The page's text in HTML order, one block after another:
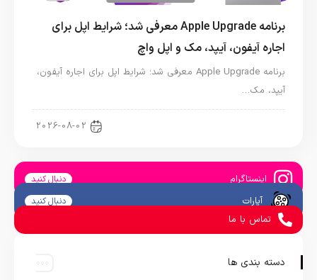
برنامه Apple Upgrade معرفی شد؛ شرایط اپل برای
اجاره آیفون، آیپد، مک و اپل واچ
برنامه Apple Upgrade معرفی شد؛ شرایط اپل برای اجاره آیفون،
آیپد، مک…
2026-08-02
اینستاگرام دنبال کنید
آپارات دنبال کنید
تماس با ما
دسته بندی ها